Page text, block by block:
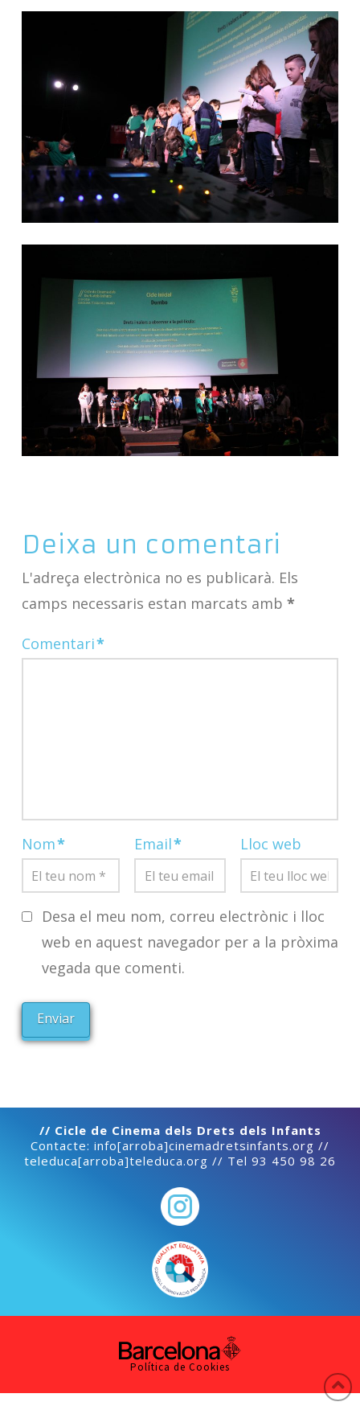
Deixa un comentari
L'adreça electrònica no es publicarà. Els
camps necessaris estan marcats amb *
Comentari*
Nom* Email* Lloc web
Desa el meu nom, correu electrònic i lloc
web en aquest navegador per a la pròxima
vegada que comenti.
// Cicle de Cinema dels Drets dels Infants
Contacte: info[arroba]cinemadretsinfants.org //
teleduca[arroba]teleduca.org // Tel 93 450 98 26
Política de Cookies